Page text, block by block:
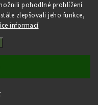
pohodlné prohlížení
zlepšovali jeho funkce,
informací